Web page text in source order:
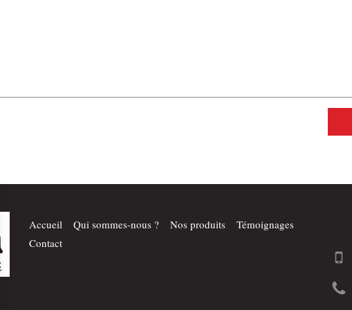
Accueil Qui sommes-nous ? Nos produits
Témoignages
Contact